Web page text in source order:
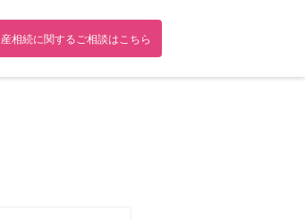
相続に関するご相談はこちら